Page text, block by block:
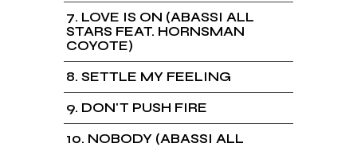
7 LOVE IS ON (ABASSI ALL
STARS FEAT. HORNSMAN
COYOTE)
8 SETTLE MY FEELING
9 DON'T PUSH FIRE
10 NOBODY (ABASSI ALL